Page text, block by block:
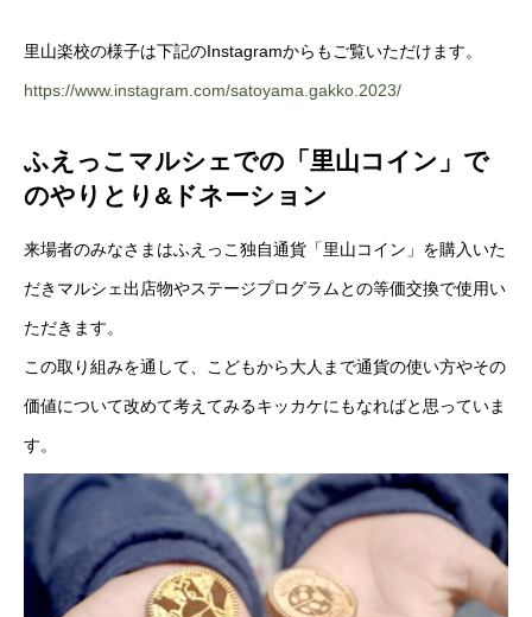
里山楽校の様子は下記のInstagramからもご覧いただけます。
https://www.instagram.com/satoyama.gakko.2023/
ふえっこマルシェでの「里山コイン」で
のやりとり&ドネーション
来場者のみなさまはふえっこ独自通貨「里山コイン」を購入いた
だきマルシェ出店物やステージプログラムとの等価交換で使用い
ただきます。
この取り組みを通して、こどもから大人まで通貨の使い方やその
価値について改めて考えてみるキッカケにもなればと思っていま
す。